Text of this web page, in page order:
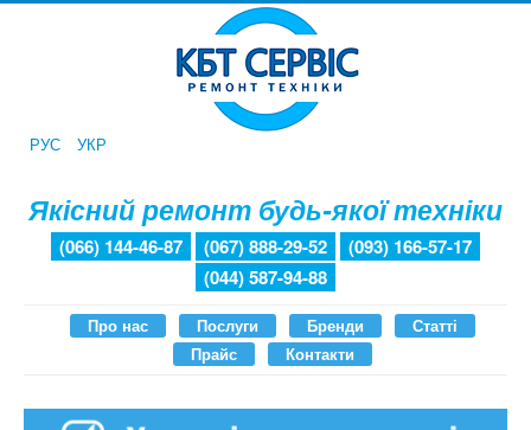
РУС УКР
Якісний ремонт будь-якої техніки
(066) 144-46-87 (067) 888-29-52
(093) 166-57-17
(044) 587-94-88
Про нас Послуги Бренди
Статті
Прайс
Контакти